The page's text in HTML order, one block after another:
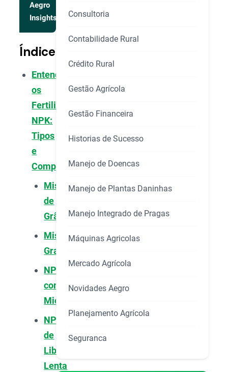
Aegro
Insights
Índice
Entendendo
os
Fertilizantes
NPK:
Tipos
e
Composições
Mistura
de
Grânulos
Mistura
Granulada
NPK
com
Micronutrientes
NPK
de
Liberação
Lenta
Consultoria
Contabilidade Rural
Crédito Rural
Gestão Agrícola
Gestão Financeira
Historias de Sucesso
Manejo de Doencas
Manejo de Plantas Daninhas
Manejo Integrado de Pragas
Máquinas Agricolas
Mercado Agrícola
Novidades Aegro
Planejamento Agrícola
Seguranca